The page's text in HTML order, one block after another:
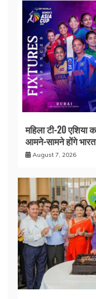
महिला टी-20 एशिया
आमने-सामने होंगे
August 7, 2026